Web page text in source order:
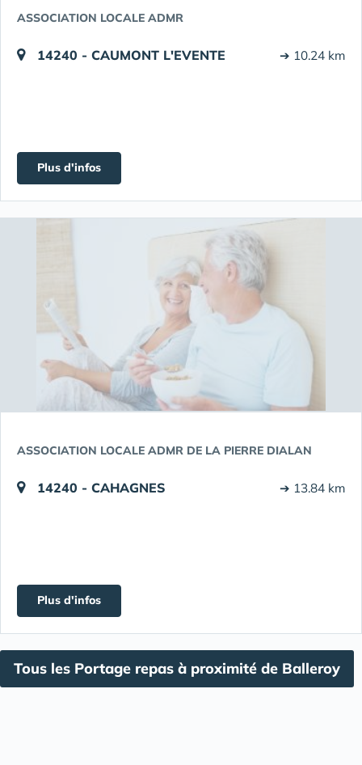
ASSOCIATION LOCALE ADMR
14240 - CAUMONT L'EVENTE ➔ 10.24 km
Plus d'infos
ASSOCIATION LOCALE ADMR DE LA PIERRE DIALAN
14240 - CAHAGNES ➔ 13.84 km
Plus d'infos
Tous les Portage repas à proximité de Balleroy